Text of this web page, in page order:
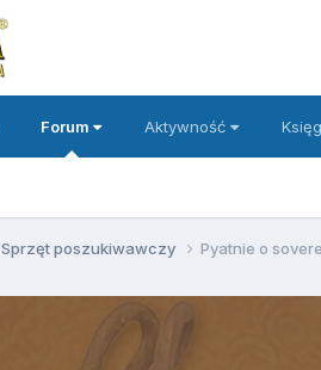
Forum Aktywność
Sprzęt poszukiwawczy Pyatnie o